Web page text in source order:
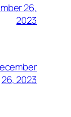
26,
2023
26, 2023